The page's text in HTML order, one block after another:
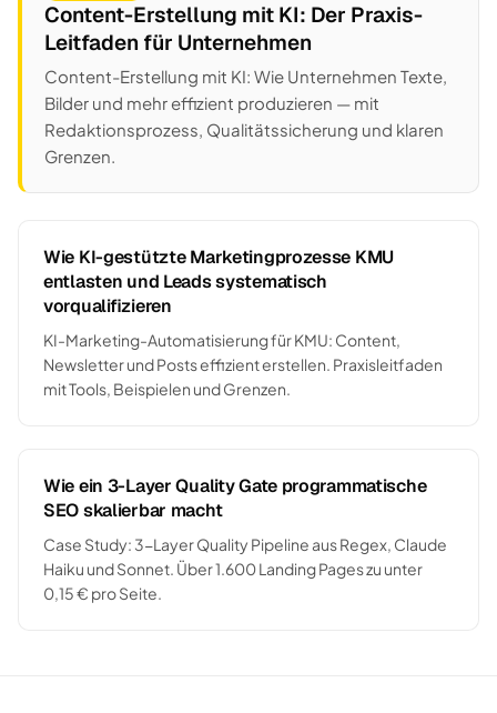
Content-Erstellung mit KI: Der Praxis-
Leitfaden für Unternehmen
Content-Erstellung mit KI: Wie Unternehmen Texte,
Bilder und mehr effizient produzieren — mit
Redaktionsprozess, Qualitätssicherung und klaren
Grenzen.
Wie KI-gestützte Marketingprozesse KMU
entlasten und Leads systematisch
vorqualifizieren
KI-Marketing-Automatisierung für KMU: Content,
Newsletter und Posts effizient erstellen. Praxisleitfaden
mit Tools, Beispielen und Grenzen.
Wie ein 3-Layer Quality Gate programmatische
SEO skalierbar macht
Case Study: 3-Layer Quality Pipeline aus Regex, Claude
Haiku und Sonnet. Über 1.600 Landing Pages zu unter
0,15 € pro Seite.